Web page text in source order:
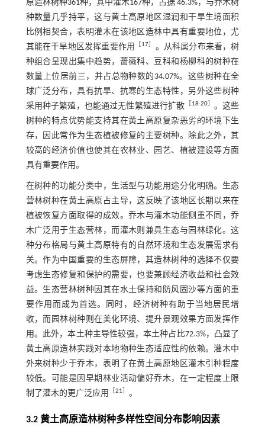
原造林树种361种，其中灌木167种，占据 46.3%，与乔木树
种数量几乎持平，这与黄土高原地区湿润和干旱生境面积
比例相契合，表明灌木在该地区造林中具有重要地位，尤
其能在干旱地区发挥重要作用
17
。从科属分布来看，树
种组合呈现出集中趋势，蔷薇科、豆科和杨柳科的树种在
数量上位居前三，并占总物种数的34.07%。这些树种在全
球广泛分布，具有抗旱、抗寒的生态特性，另外这些树种
采用种子繁殖，也能通过无性繁殖进行扩散
18-20］ 。这些
树种的特点优势能支持其在黄土高原复杂恶劣的环境下生
存，因此常作为生态植被修复的主要树种。除此之外，其
较高的经济价值也使其在农林业、园艺、植被建设等方面
具有重要作用。
在树种的功能分类中，生活型与功能用途分化明确。生态
营林树种在黄土高原占主导，这反映了该地区长期以来在
植被恢复方面取得的成效。乔木与灌木功能侧重不同，乔
木广泛用于生态营林，而灌木则兼具生态与园林绿化。这
种分布格局与黄土高原特有的自然环境和生态发展需求有
关。作为中国重要的生态屏障，其造林树种的选择不仅要
考虑生态修复和保护的需要，也要兼顾经济收益和社会效
益。生态营林树种因其在水土保持和防风固沙等方面的重
要作用而成为首选。同时，经济树种有助于当地居民增
收，而园林树种则在美化环境、提升景观效果方面发挥作
用。此外，本土种主导性较强，本土种占比72.3%，凸显了
黄土高原造林实践对本地物种生态适应性的依赖。灌木中
外来树种少于乔木，表明了在黄土高原地区灌木引种程度
较低。可能是因早期林业活动偏好乔木，在一定程度上限
制了灌木的更广泛应用
21 。
3.2 黄土高原造林树种多样性空间分布影响因素